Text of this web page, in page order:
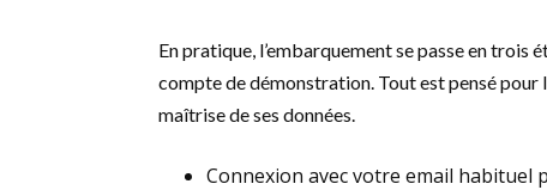
En pratique, l’embarquement se passe en trois
compte de démonstration. Tout est pensé
maîtrise de ses données.
Connexion avec votre email habituel